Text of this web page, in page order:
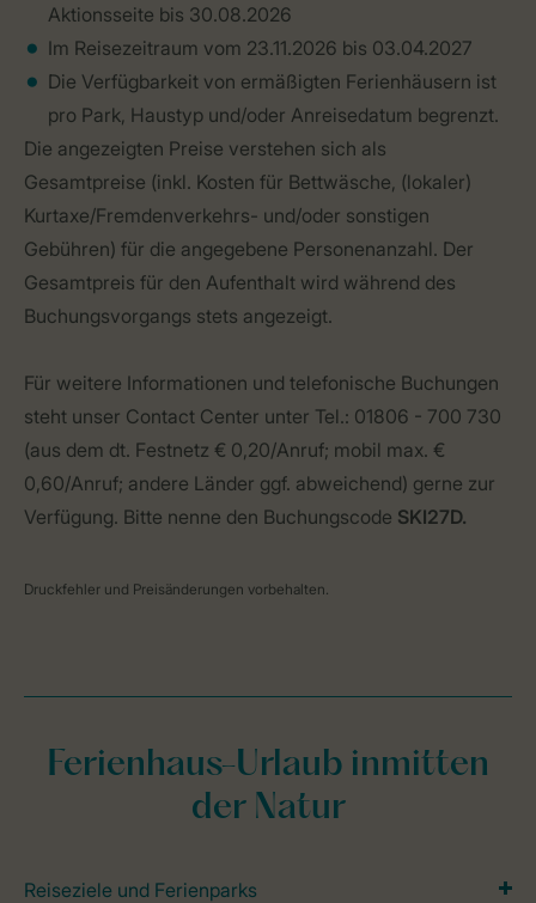
Aktionsseite bis 30.08.2026
Im Reisezeitraum vom 23.11.2026 bis 03.04.2027
Die Verfügbarkeit von ermäßigten Ferienhäusern ist
pro Park, Haustyp und/oder Anreisedatum begrenzt.
Die angezeigten Preise verstehen sich als
Gesamtpreise (inkl. Kosten für Bettwäsche, (lokaler)
Kurtaxe/Fremdenverkehrs- und/oder sonstigen
Gebühren) für die angegebene Personenanzahl. Der
Gesamtpreis für den Aufenthalt wird während des
Buchungsvorgangs stets angezeigt.
Für weitere Informationen und telefonische Buchungen
steht unser Contact Center unter Tel.: 01806 - 700 730
(aus dem dt. Festnetz € 0,20/Anruf; mobil max. €
0,60/Anruf; andere Länder ggf. abweichend) gerne zur
Verfügung. Bitte nenne den Buchungscode SKI27D.
Druckfehler und Preisänderungen vorbehalten.
Ferienhaus-Urlaub inmitten
der Natur
Reiseziele und Ferienparks